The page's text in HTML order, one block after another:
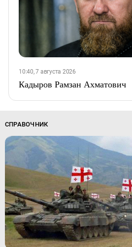
10:40, 7 августа 2026
Кадыров Рамзан Ахматович
СПРАВОЧНИК